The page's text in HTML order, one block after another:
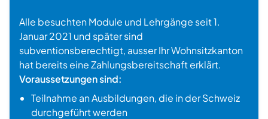
Alle besuchten Module und Lehrgänge seit 1.
Januar 2021 und später sind
subventionsberechtigt, ausser Ihr Wohnsitzkanton
hat bereits eine Zahlungsbereitschaft erklärt.
Voraussetzungen sind:
Teilnahme an Ausbildungen, die in der Schweiz
durchgeführt werden